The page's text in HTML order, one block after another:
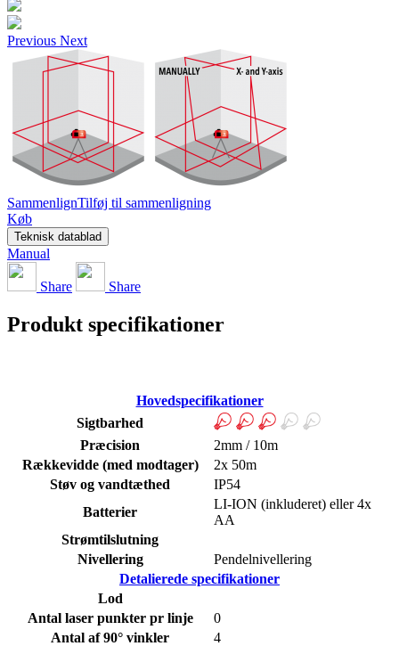
Previous Next
SammenlignTilføj til sammenligning
Køb
Teknisk datablad
Manual
Share Share
Produkt specifikationer
Hovedspecifikationer
Sigtbarhed
Præcision
2mm / 10m
Rækkevidde (med modtager)
2x 50m
Støv og vandtæthed
IP54
Batterier
LI-ION (inkluderet) eller 4x
AA
Strømtilslutning
Nivellering
Pendelnivellering
Detalierede specifikationer
Lod
Antal laser punkter pr linje
0
Antal af 90° vinkler
4